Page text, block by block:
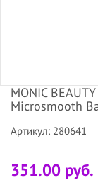
MONIC
Microsmooth
Артикул: 280641
351.00 руб.